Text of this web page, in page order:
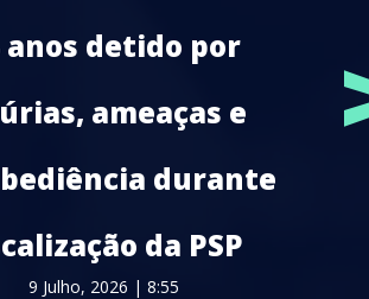
anos detido por
ameaças e
durante
da PSP
9 Julho, 2026 | 8:55